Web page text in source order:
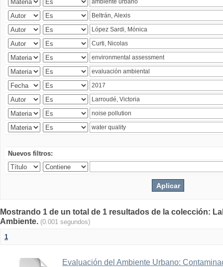
Nuevos filtros:
Mostrando 1 de un total de 1 resultados de la colección:
Ambiente. (0.001 segundos)
1
Evaluación del Ambiente Urbano: